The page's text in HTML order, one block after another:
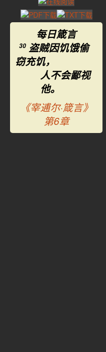
每日箴言
30 盗贼因饥饿偷
窃充饥，
人不会鄙视
他。
《宰逋尔·箴言》
第6章